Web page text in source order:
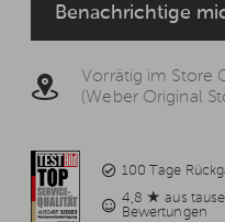
Datenschutzerklärung
Benachrichtige
Vorrätig im Store
(Weber Original
100 Tage
4,8 ★ aus
Bewertungen